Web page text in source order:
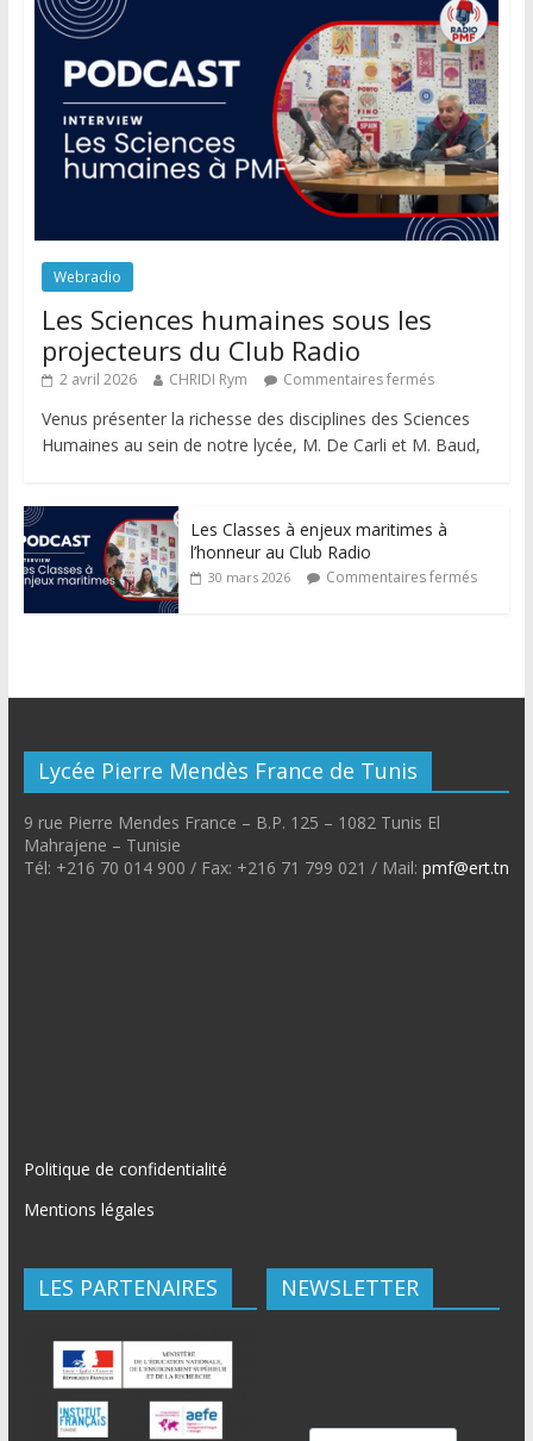
Webradio
Les Sciences humaines sous les
projecteurs du Club Radio
2 avril 2026 CHRIDI Rym Commentaires fermés
Venus présenter la richesse des disciplines des Sciences
Humaines au sein de notre lycée, M. De Carli et M. Baud,
Les Classes à enjeux maritimes à
l’honneur au Club Radio
30 mars 2026 Commentaires fermés
Lycée Pierre Mendès France de Tunis
9 rue Pierre Mendes France – B.P. 125 – 1082 Tunis El
Mahrajene – Tunisie
Tél: +216 70 014 900 / Fax: +216 71 799 021 / Mail: pmf@ert.tn
Politique de confidentialité
Mentions légales
LES PARTENAIRES NEWSLETTER